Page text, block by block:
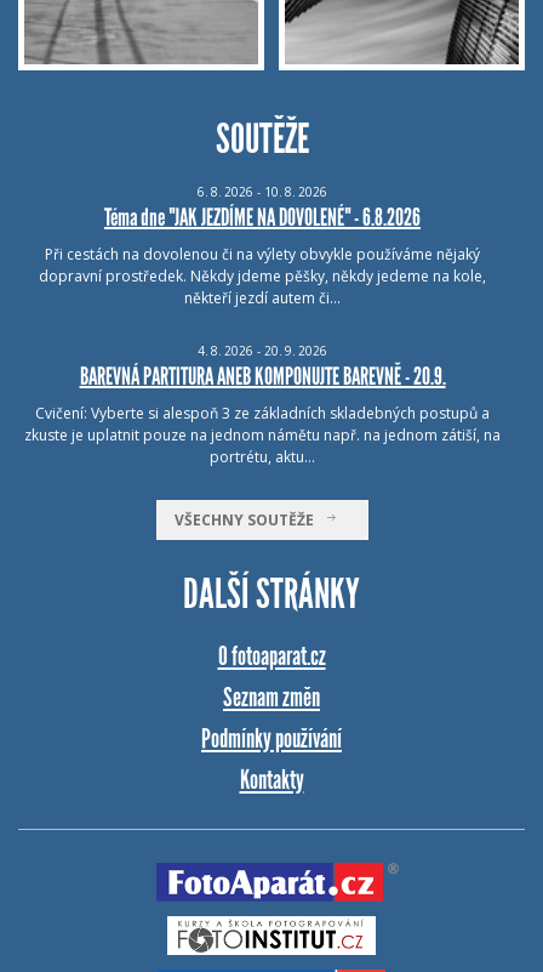
SOUTĚŽE
6. 8. 2026 - 10. 8. 2026
Téma dne "JAK JEZDÍME NA DOVOLENÉ" - 6.8.2026
Při cestách na dovolenou či na výlety obvykle používáme nějaký
dopravní prostředek. Někdy jdeme pěšky, někdy jedeme na kole,
někteří jezdí autem či…
4. 8. 2026 - 20. 9. 2026
BAREVNÁ PARTITURA ANEB KOMPONUJTE BAREVNĚ - 20.9.
Cvičení: Vyberte si alespoň 3 ze základních skladebných postupů a
zkuste je uplatnit pouze na jednom námětu např. na jednom zátiší, na
portrétu, aktu…
VŠECHNY SOUTĚŽE
DALŠÍ STRÁNKY
O fotoaparat.cz
Seznam změn
Podmínky používání
Kontakty